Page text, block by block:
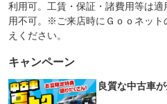
利用可。工賃・保証・諸費用等は
用不可。※ご来店時にＧｏｏネッ
えください。
キャンペーン
良質な中古車